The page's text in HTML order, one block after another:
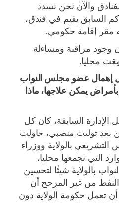
والآن نحن نسدد
السابق يقيم في فندق،
مقر إقامة حكومي.
وجود مراقبة ومساءلة
محليا.
إهمال عضو مجلس النواب
يمكن علاجها، ماذا
السابقة، كان كل
بعد توليت منصبي، حاولت
بالولاية ووزراء
التي نجمعها محليا،
بالولاية شيئًا لتحسين
النفط من غير المرجح أن
أن تعمل حكومة الولاية دون